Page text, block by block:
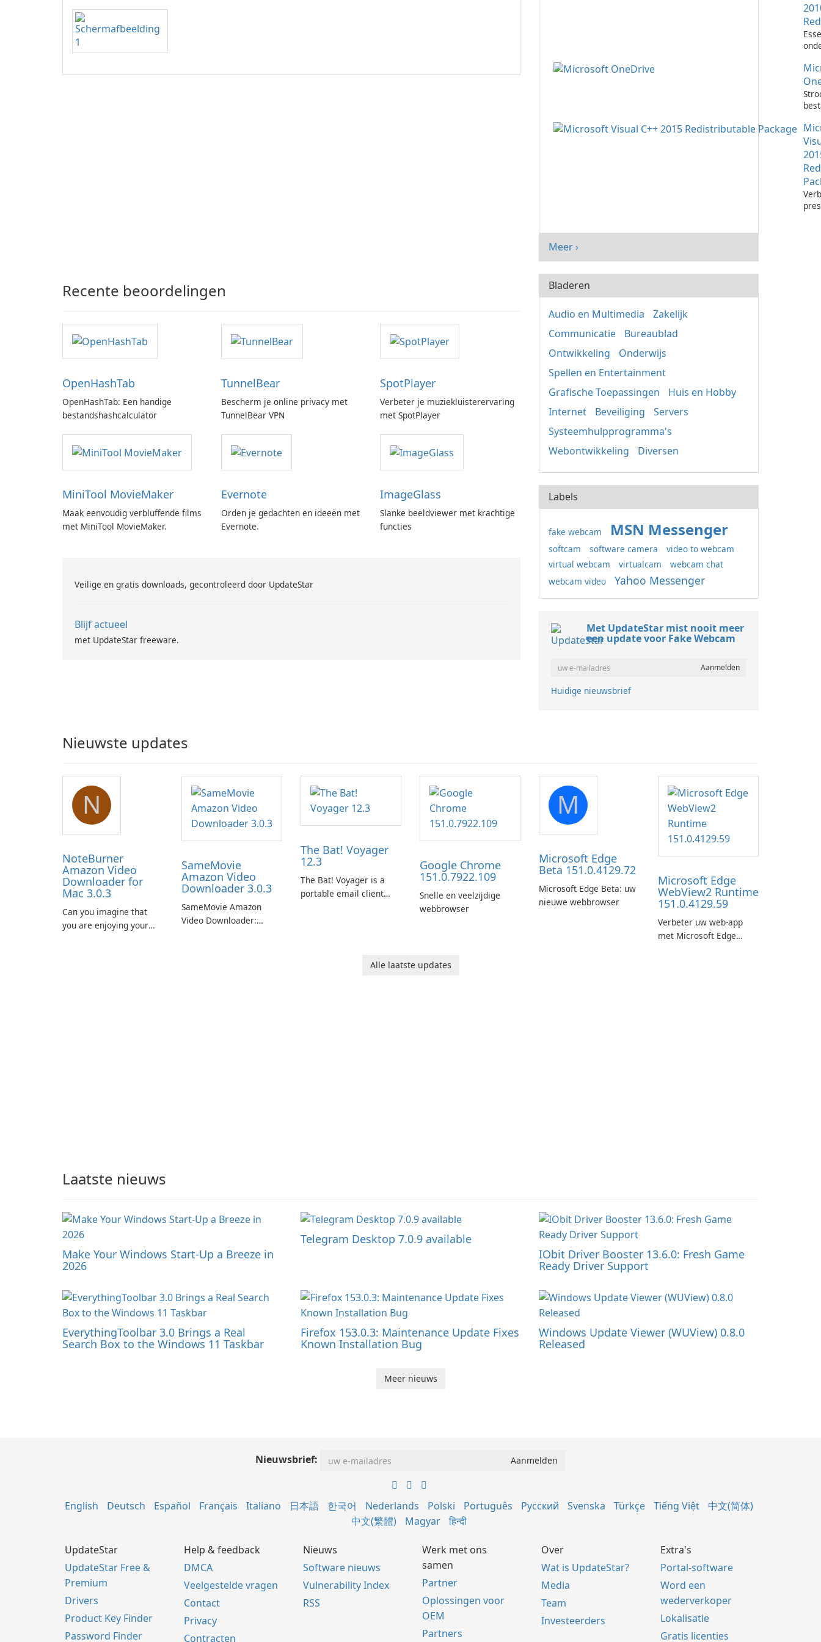
Recente beoordelingen
OpenHashTab
OpenHashTab: Een handige
bestandshashcalculator
TunnelBear
Bescherm je online privacy met
TunnelBear VPN
SpotPlayer
Verbeter je muziekluisterervaring
met SpotPlayer
MiniTool MovieMaker
Maak eenvoudig verbluffende films
met MiniTool MovieMaker.
Evernote
Orden je gedachten en ideeën met
Evernote.
ImageGlass
Slanke beeldviewer met krachtige
functies
Veilige en gratis downloads, gecontroleerd door UpdateStar
Blijf actueel
met UpdateStar freeware.
Meer ›
Bladeren
Audio en Multimedia
Zakelijk
Communicatie
Bureaublad
Ontwikkeling
Onderwijs
Spellen en Entertainment
Grafische Toepassingen
Huis en Hobby
Internet
Beveiliging
Servers
Systeemhulpprogramma's
Webontwikkeling
Diversen
Labels
fake webcam MSN Messenger
softcam software camera
video to webcam
virtual webcam
virtualcam
webcam chat
webcam video
Yahoo Messenger
Met UpdateStar mist nooit meer
een update voor Fake Webcam
Huidige nieuwsbrief
Nieuwste updates
N
NoteBurner
Amazon Video
Downloader for
Mac 3.0.3
Can you imagine that
you are enjoying your
SameMovie
Amazon Video
Downloader 3.0.3
SameMovie Amazon
Video Downloader:
The Bat! Voyager
12.3
The Bat! Voyager is a
portable email client
Microsoft Windows.
Google Chrome
151.0.7922.109
Snelle en veelzijdige
webbrowser
M
Microsoft Edge
Beta 151.0.4129.72
Microsoft Edge Beta: uw
nieuwe webbrowser
Microsoft Edge
WebView2 Runtime
151.0.4129.59
Verbeter uw web-app
met Microsoft Edge
Alle laatste updates
Laatste nieuws
Make Your Windows Start-Up a Breeze in
2026
Telegram Desktop 7.0.9 available
IObit Driver Booster 13.6.0: Fresh Game
Ready Driver Support
EverythingToolbar 3.0 Brings a Real
Search Box to the Windows 11 Taskbar
Firefox 153.0.3: Maintenance Update Fixes
Known Installation Bug
Windows Update Viewer (WUView) 0.8.0
Released
Meer nieuws
Nieuwsbrief:
English Deutsch Español Français Italiano 日本語 한국어 Nederlands Polski Português Русский Svenska Türkçe Tiếng Việt
中文(简体)
中文(繁體)
Magyar हिन्दी
UpdateStar
UpdateStar Free &
Premium
Drivers
Product Key Finder
Password Finder
Help & feedback
DMCA
Veelgestelde vragen
Contact
Privacy
Contracten
Nieuws
Software nieuws
Vulnerability Index
RSS
Werk met ons
samen
Partner
Oplossingen voor
OEM
Partners
Over
Wat is UpdateStar?
Media
Team
Investeerders
Extra's
Portal-software
Word een
wederverkoper
Lokalisatie
Gratis licenties